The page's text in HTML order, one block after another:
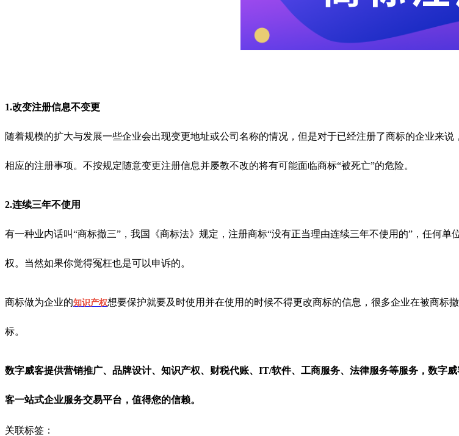
1.改变注册信息不变更
随着规模的扩大与发展一些企业会出现变更地址或公司名称的情况，但是对于已经注册了商标的企业来
相应的注册事项。不按规定随意变更注册信息并屡教不改的将有可能面临商标“被死亡”的危险。
2.连续三年不使用
有一种业内话叫“商标撤三”，我国《商标法》规定，注册商标“没有正当理由连续三年不使用的”，任何
权。当然如果你觉得冤枉也是可以申诉的。
商标做为企业的知识产权想要保护就要及时使用并在使用的时候不得更改商标的信息，很多企业在被商
标。
数字威客提供营销推广、品牌设计、知识产权、财税代账、IT/软件、工商服务、法律服务等服务，数字
客一站式企业服务交易平台，值得您的信赖。
关联标签：